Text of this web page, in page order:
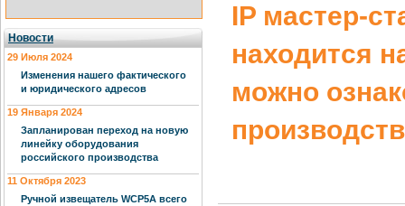
Новости
29 Июля 2024
Изменения нашего фактического
и юридического адресов
19 Января 2024
Запланирован переход на новую
линейку оборудования
российского производства
11 Октября 2023
Ручной извещатель WCP5A всего
IP мастер-
находится
можно